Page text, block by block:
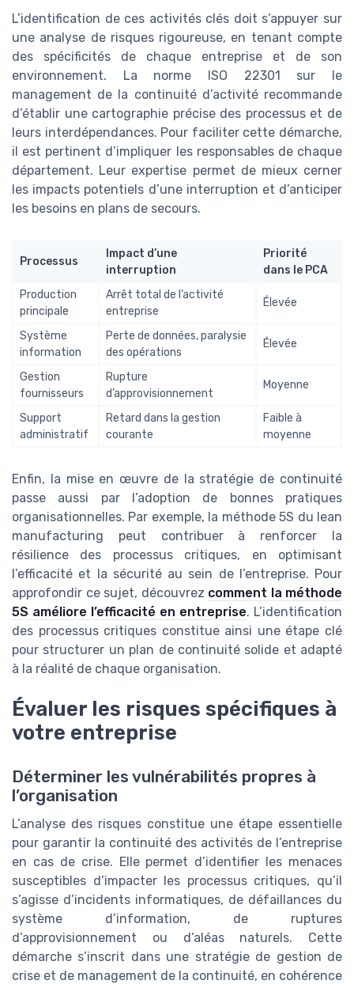
L’identification de ces activités clés doit s’appuyer sur
une analyse de risques rigoureuse, en tenant compte
des spécificités de chaque entreprise et de son
environnement. La norme ISO 22301 sur le
management de la continuité d’activité recommande
d’établir une cartographie précise des processus et de
leurs interdépendances. Pour faciliter cette démarche,
il est pertinent d’impliquer les responsables de chaque
département. Leur expertise permet de mieux cerner
les impacts potentiels d’une interruption et d’anticiper
les besoins en plans de secours.
Processus
Impact d’une
interruption
Priorité
dans le PCA
Production
principale
Arrêt total de l’activité
entreprise
Élevée
Système
information
Perte de données, paralysie
des opérations
Élevée
Gestion
fournisseurs
Rupture
d’approvisionnement
Moyenne
Support
administratif
Retard dans la gestion
courante
Faible à
moyenne
Enfin, la mise en œuvre de la stratégie de continuité
passe aussi par l’adoption de bonnes pratiques
organisationnelles. Par exemple, la méthode 5S du lean
manufacturing peut contribuer à renforcer la
résilience des processus critiques, en optimisant
l’efficacité et la sécurité au sein de l’entreprise. Pour
approfondir ce sujet, découvrez comment la méthode
5S améliore l’efficacité en entreprise. L’identification
des processus critiques constitue ainsi une étape clé
pour structurer un plan de continuité solide et adapté
à la réalité de chaque organisation.
Évaluer les risques spécifiques à
votre entreprise
Déterminer les vulnérabilités propres à
l’organisation
L’analyse des risques constitue une étape essentielle
pour garantir la continuité des activités de l’entreprise
en cas de crise. Elle permet d’identifier les menaces
susceptibles d’impacter les processus critiques, qu’il
s’agisse d’incidents informatiques, de défaillances du
système d’information, de ruptures
d’approvisionnement ou d’aléas naturels. Cette
démarche s’inscrit dans une stratégie de gestion de
crise et de management de la continuité, en cohérence